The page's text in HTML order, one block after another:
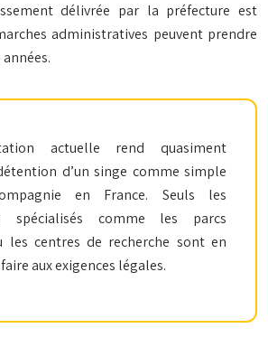
délivrée par la préfecture est
administratives peuvent prendre
actuelle rend quasiment
d’un singe comme simple
en France. Seuls les
spécialisés comme les parcs
les centres de recherche sont en
aux exigences légales.